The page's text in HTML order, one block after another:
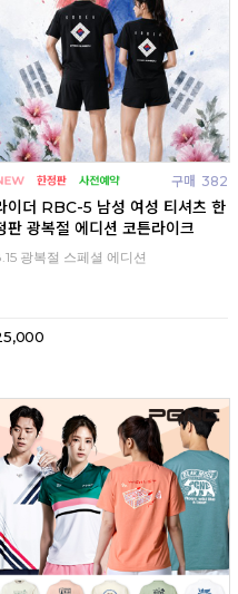
구매 382
이더 RBC-5 남성 여성 티셔츠 한
판 광복절 에디션 코튼라이크
광복절 스페셜 에디션